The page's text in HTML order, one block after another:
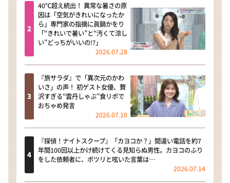
40℃超え続出！ 異常な暑さの原
因は「空気がきれいになったか
ら」専門家の指摘に眞鍋かをり
「“きれいで暑い”と“汚くて涼し
い”どっちがいいの!?」
2026.07.28
『旅サラダ』で「異次元のかわ
いさ」の声！ 初ゲスト女優、贅
沢すぎる“雲丹しゃぶ”食リポで
おちゃめ発言
2026.07.10
『探偵！ナイトスクープ』「カヨコか？」間違い電話を約7
年間100回以上かけ続けてくる見知らぬ男性。カヨコのふり
をした依頼者に、ポツリと呟いた言葉は…
2026.07.14